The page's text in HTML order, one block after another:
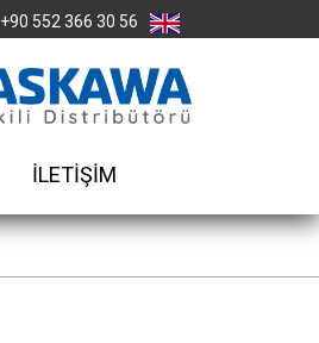
+90 552 366 30 56
İLETİŞİM